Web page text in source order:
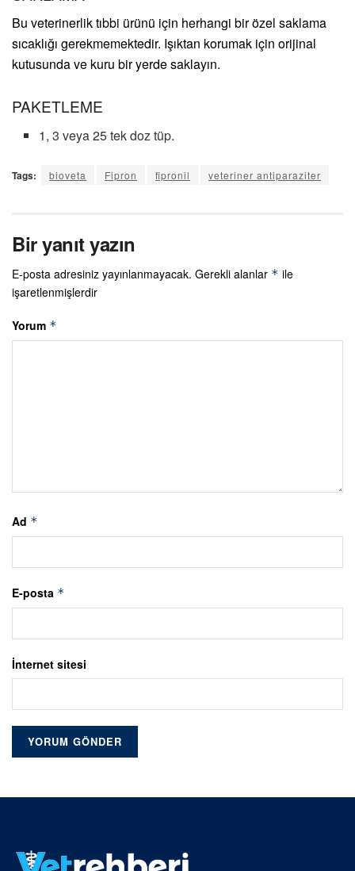
Bu veterinerlik tıbbi ürünü için herhangi bir özel saklama
sıcaklığı gerekmemektedir. Işıktan korumak için orijinal
kutusunda ve kuru bir yerde saklayın.
PAKETLEME
1, 3 veya 25 tek doz tüp.
Tags: bioveta Fipron ﬁpronil veteriner antiparaziter
Bir yanıt yazın
E-posta adresiniz yayınlanmayacak. Gerekli alanlar * ile
işaretlenmişlerdir
Yorum *
Ad *
E-posta *
İnternet sitesi